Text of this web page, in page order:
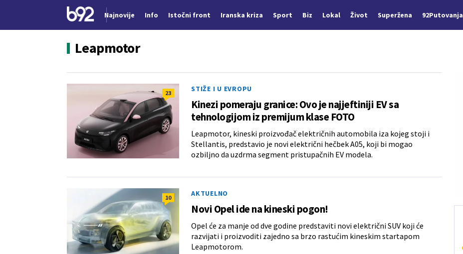
Najnovije Info Istočni front Iranska kriza Sport Biz Lokal Život Superžena 92Putovanja
Leapmotor
23 STIŽE I U EVROPU
Kinezi pomeraju granice: Ovo je najjeftiniji EV sa
tehnologijom iz premijum klase FOTO
Leapmotor, kineski proizvođač električnih automobila iza kojeg stoji i
Stellantis, predstavio je novi električni hečbek A05, koji bi mogao
ozbiljno da uzdrma segment pristupačnih EV modela.
10 AKTUELNO
Novi Opel ide na kineski pogon!
Opel će za manje od dve godine predstaviti novi električni SUV koji će
razvijati i proizvoditi zajedno sa brzo rastućim kineskim startapom
Leapmotorom.